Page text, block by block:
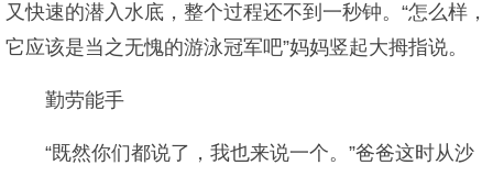
又快速的潜入水底，整个过程还不到一秒钟。“怎么样，
它应该是当之无愧的游泳冠军吧”妈妈竖起大拇指说。
勤劳能手
“既然你们都说了，我也来说一个。”爸爸这时从沙